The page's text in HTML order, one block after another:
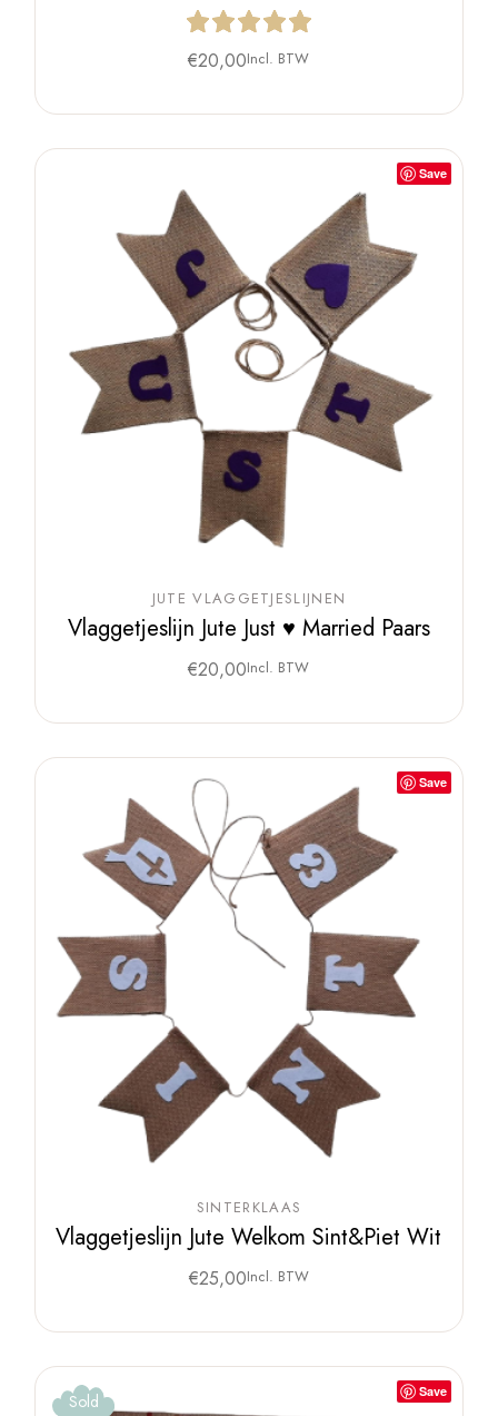
€20,00Incl. BTW
Save
JUTE VLAGGETJESLIJNEN
Vlaggetjeslijn Jute Just ♥ Married Paars
€20,00Incl. BTW
Save
SINTERKLAAS
Vlaggetjeslijn Jute Welkom Sint&Piet Wit
€25,00Incl. BTW
Save
Sold